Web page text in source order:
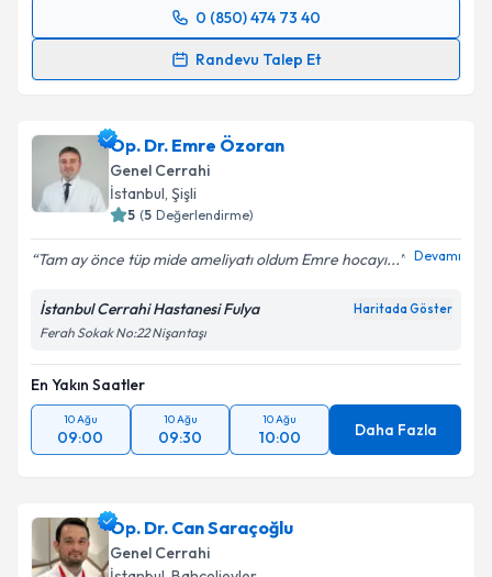
0 (850) 474 73 40
Randevu Talep Et
Randevu Takvimi Talebi
randevu almanız için bir takvim hazırlandığında e-
posta ile bilgilendireceğiz.
E-posta Adresiniz
Kişisel verilerimin işlenmesine ilişkin
Aydınlatma
Metni'ni okudum ve kişisel verilerimin belirtilen
kapsamda işlenmesini kabul ediyorum.
Takvim Talebini Gönder
Op. Dr. Emre Özoran
Genel Cerrahi
İstanbul, Şişli
5 (5 Değerlendirme)
Tam ay önce tüp mide ameliyatı oldum Emre hocayı... Devamı
İstanbul Cerrahi Hastanesi Fulya Haritada Göster
Ferah Sokak No:22 Nişantaşı
En Yakın Saatler
10 Ağu
09:00
10 Ağu
09:30
10 Ağu
10:00 Daha Fazla
Op. Dr. Can Saraçoğlu
Genel Cerrahi